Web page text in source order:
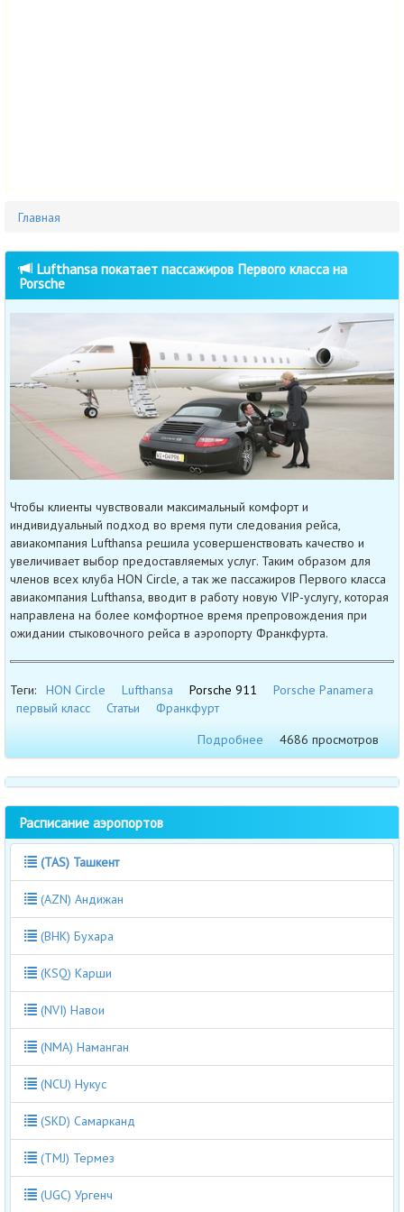
Главная
Lufthansa покатает пассажиров Первого класса на
Porsche
Чтобы клиенты чувствовали максимальный комфорт и
индивидуальный подход во время пути следования рейса,
авиакомпания Lufthansa решила усовершенствовать качество и
увеличивает выбор предоставляемых услуг. Таким образом для
членов всех клуба HON Circle, а так же пассажиров Первого класса
авиакомпания Lufthansa, вводит в работу новую VIP-услугу, которая
направлена на более комфортное время препровождения при
ожидании стыковочного рейса в аэропорту Франкфурта.
Теги: HON Circle Lufthansa Porsche 911
Porsche Panamera
первый класс
Статьи
Франкфурт
Подробнее
4686 просмотров
Расписание аэропортов
(TAS) Ташкент
(AZN) Андижан
(BHK) Бухара
(KSQ) Карши
(NVI) Навои
(NMA) Наманган
(NCU) Нукус
(SKD) Самарканд
(TMJ) Термез
(UGC) Ургенч